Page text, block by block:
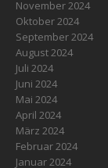
November 2024
Oktober 2024
September 2024
August 2024
Juli 2024
Juni 2024
Mai 2024
April 2024
März 2024
Februar 2024
Januar 2024